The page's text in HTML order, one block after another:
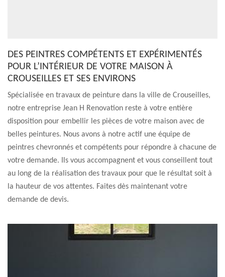
DES PEINTRES COMPÉTENTS ET EXPÉRIMENTÉS
POUR L’INTÉRIEUR DE VOTRE MAISON À
CROUSEILLES ET SES ENVIRONS
Spécialisée en travaux de peinture dans la ville de Crouseilles,
notre entreprise Jean H Renovation reste à votre entière
disposition pour embellir les pièces de votre maison avec de
belles peintures. Nous avons à notre actif une équipe de
peintres chevronnés et compétents pour répondre à chacune de
votre demande. Ils vous accompagnent et vous conseillent tout
au long de la réalisation des travaux pour que le résultat soit à
la hauteur de vos attentes. Faites dès maintenant votre
demande de devis.